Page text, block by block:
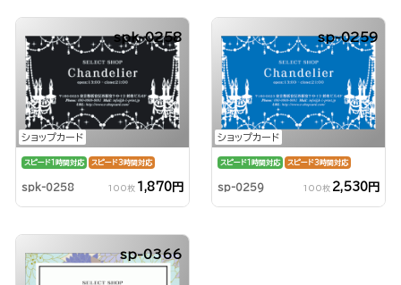
ショップカード
spk-0258
スピード1時間対応 スピード3時間対応
spk-0258 100枚 1,870円
ショップカード
sp-0259
スピード1時間対応 スピード3時間対応
sp-0259 100枚 2,530円
sp-0366